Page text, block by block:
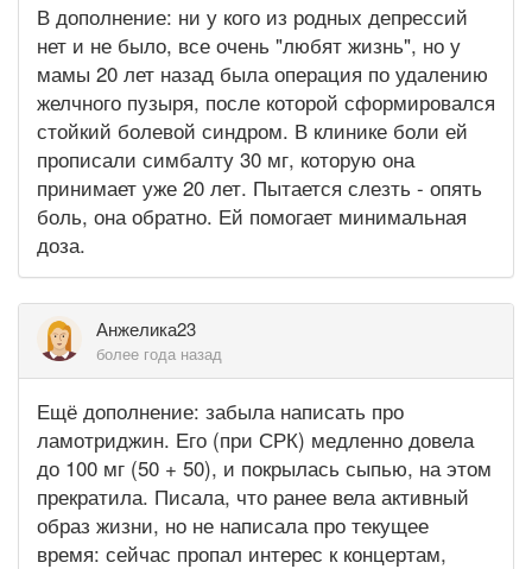
В дополнение: ни у кого из родных депрессий
нет и не было, все очень "любят жизнь", но у
мамы 20 лет назад была операция по удалению
желчного пузыря, после которой сформировался
стойкий болевой синдром. В клинике боли ей
прописали симбалту 30 мг, которую она
принимает уже 20 лет. Пытается слезть - опять
боль, она обратно. Ей помогает минимальная
доза.
Анжелика23
более года назад
Ещё дополнение: забыла написать про
ламотриджин. Его (при СРК) медленно довела
до 100 мг (50 + 50), и покрылась сыпью, на этом
прекратила. Писала, что ранее вела активный
образ жизни, но не написала про текущее
время: сейчас пропал интерес к концертам,